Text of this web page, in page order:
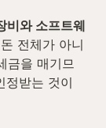
비와 소프트웨
전체가 아니
금을 매기므
정받는 것이